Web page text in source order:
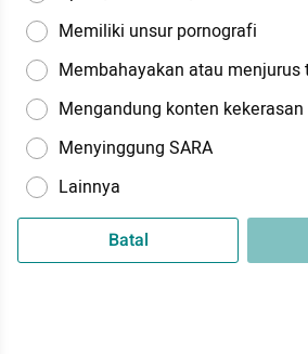
Memiliki unsur pornografi
Membahayakan atau menjurus
Mengandung konten kekerasan
Menyinggung SARA
Lainnya
Batal